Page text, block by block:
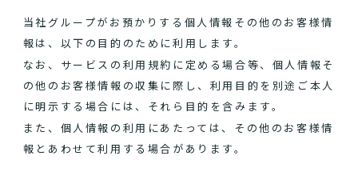
当社グループがお預かりする個人情報その他のお客様情
報は、以下の目的のために利用します。
なお、サービスの利用規約に定める場合等、個人情報そ
の他のお客様情報の収集に際し、利用目的を別途ご本人
に明示する場合には、それら目的を含みます。
また、個人情報の利用にあたっては、その他のお客様情
報とあわせて利用する場合があります。